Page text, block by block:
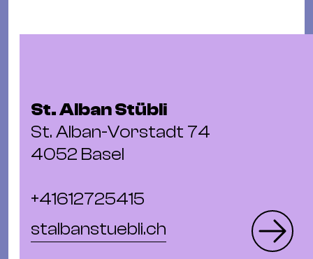
Magazin Suchen
St. Alban Stübli
St. Alban-Vorstadt 74
4052 Basel
+41612725415
stalbanstuebli.ch